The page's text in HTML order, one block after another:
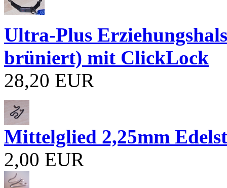
Ultra-Plus
brüniert) mit ClickLock
28,20 EUR
Mittelglied 2,25mm
2,00 EUR